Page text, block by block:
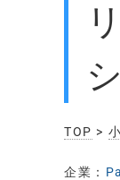
TOP >
企業：